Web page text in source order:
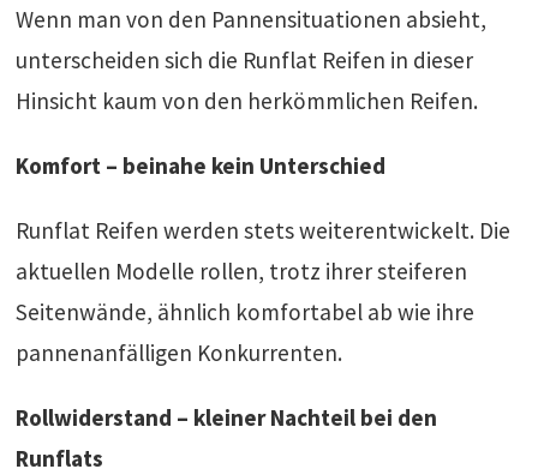
Wenn man von den Pannensituationen absieht,
unterscheiden sich die Runflat Reifen in dieser
Hinsicht kaum von den herkömmlichen Reifen.
Komfort – beinahe kein Unterschied
Runflat Reifen werden stets weiterentwickelt. Die
aktuellen Modelle rollen, trotz ihrer steiferen
Seitenwände, ähnlich komfortabel ab wie ihre
pannenanfälligen Konkurrenten.
Rollwiderstand – kleiner Nachteil bei den
Runflats